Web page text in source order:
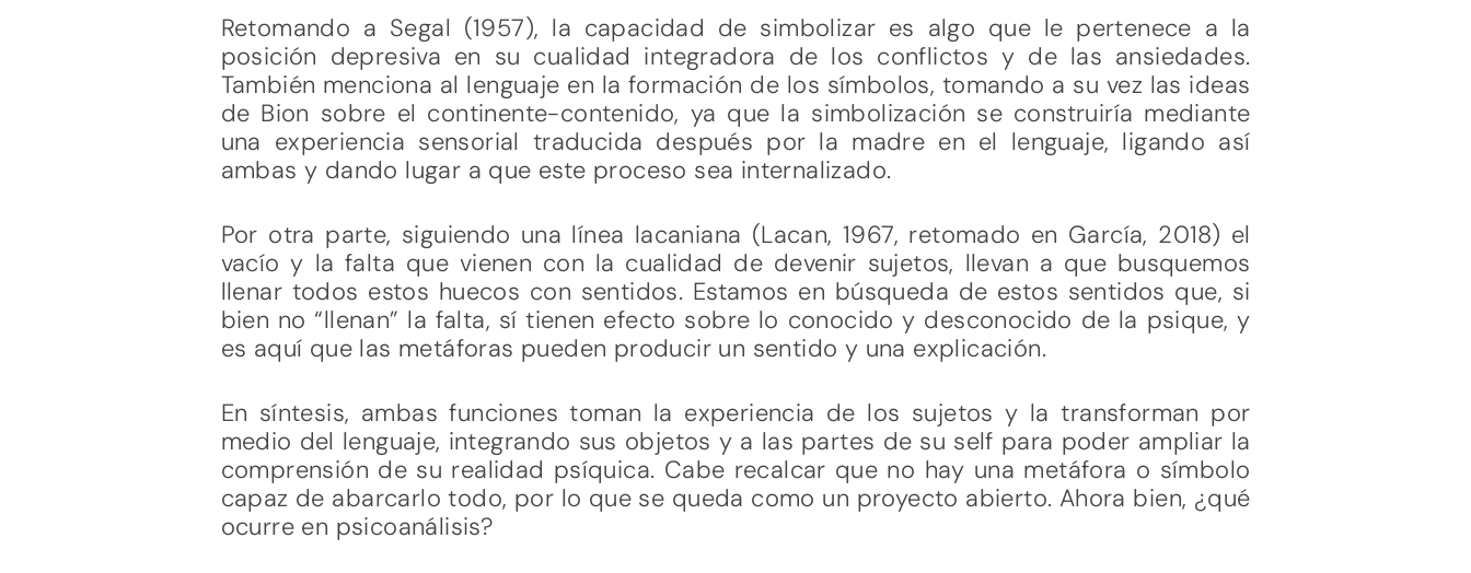
Retomando a Segal (1957), la capacidad de simbolizar es algo que le pertenece a la
posición depresiva en su cualidad integradora de los conflictos y de las ansiedades.
También menciona al lenguaje en la formación de los símbolos, tomando a su vez las ideas
de Bion sobre el continente-contenido, ya que la simbolización se construiría mediante
una experiencia sensorial traducida después por la madre en el lenguaje, ligando así
ambas y dando lugar a que este proceso sea internalizado.
Por otra parte, siguiendo una línea lacaniana (Lacan, 1967, retomado en García, 2018) el
vacío y la falta que vienen con la cualidad de devenir sujetos, llevan a que busquemos
llenar todos estos huecos con sentidos. Estamos en búsqueda de estos sentidos que, si
bien no “llenan” la falta, sí tienen efecto sobre lo conocido y desconocido de la psique, y
es aquí que las metáforas pueden producir un sentido y una explicación.
En síntesis, ambas funciones toman la experiencia de los sujetos y la transforman por
medio del lenguaje, integrando sus objetos y a las partes de su self para poder ampliar la
comprensión de su realidad psíquica. Cabe recalcar que no hay una metáfora o símbolo
capaz de abarcarlo todo, por lo que se queda como un proyecto abierto. Ahora bien, ¿qué
ocurre en psicoanálisis?